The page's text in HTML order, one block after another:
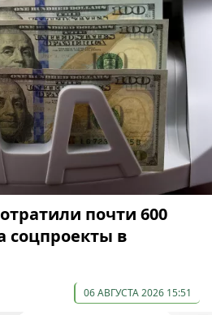
почти 600
соцпроекты в
06 АВГУСТА 2026 15:51